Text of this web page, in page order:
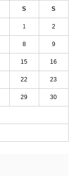
S S
1 2
8 9
15 16
22 23
29 30